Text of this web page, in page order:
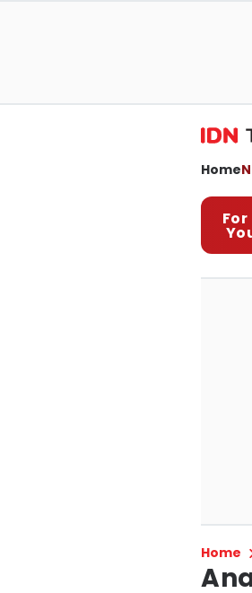
Home
For
Home